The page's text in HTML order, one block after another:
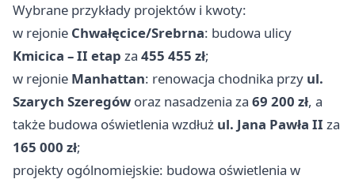
Wybrane przykłady projektów i kwoty:
w rejonie Chwałęcice/Srebrna: budowa ulicy
Kmicica – II etap za 455 455 zł;
w rejonie Manhattan: renowacja chodnika przy ul.
Szarych Szeregów oraz nasadzenia za 69 200 zł, a
także budowa oświetlenia wzdłuż ul. Jana Pawła II za
165 000 zł;
projekty ogólnomiejskie: budowa oświetlenia w